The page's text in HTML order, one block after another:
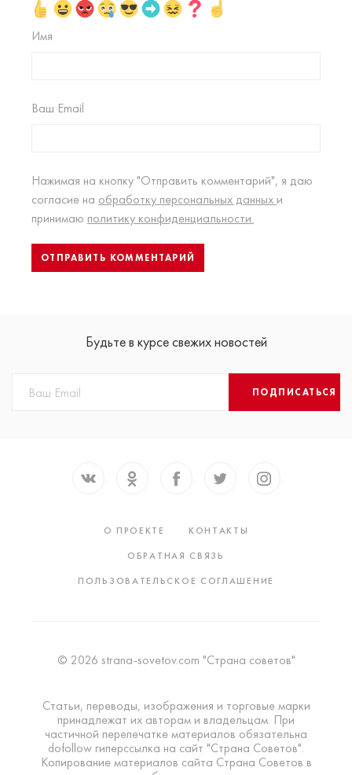
Имя
Ваш Email
Нажимая на кнопку "Отправить комментарий", я даю
согласие на обработку персональных данных и
принимаю политику конфиденциальности.
Будьте в курсе свежих новостей
ПОДПИСАТЬСЯ
О ПРОЕКТЕ
КОНТАКТЫ
ОБРАТНАЯ СВЯЗЬ
ПОЛЬЗОВАТЕЛЬСКОЕ СОГЛАШЕНИЕ
© 2026 strana-sovetov.com "Страна советов"
Статьи, переводы, изображения и торговые марки
принадлежат их авторам и владельцам. При
частичной перепечатке материалов обязательна
dofollow гиперссылка на сайт "Страна Советов".
Копирование материалов сайта Страна Советов в